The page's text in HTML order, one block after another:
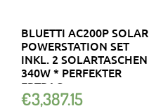
BLUETTI AC200P SOLAR
POWERSTATION SET
INKL. 2 SOLARTASCHEN
340W * PERFEKTER
ERTRAG
€3,387.15